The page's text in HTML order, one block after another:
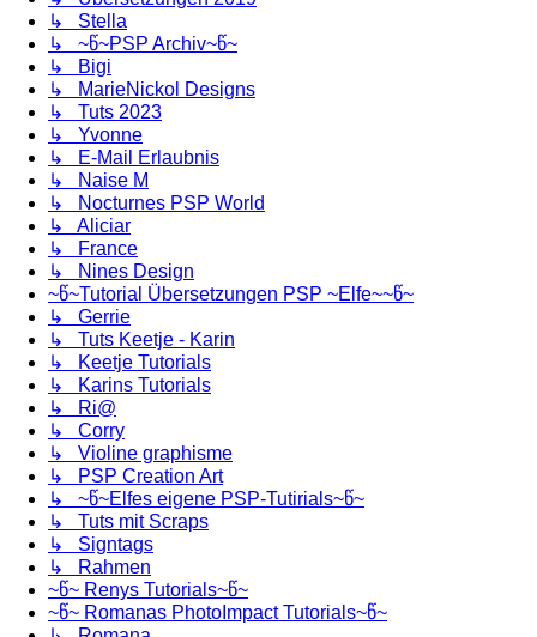
↳ Stella
↳ ~წ~PSP Archiv~წ~
↳ Bigi
↳ MarieNickol Designs
↳ Tuts 2023
↳ Yvonne
↳ E-Mail Erlaubnis
↳ Naise M
↳ Nocturnes PSP World
↳ Aliciar
↳ France
↳ Nines Design
~წ~Tutorial Übersetzungen PSP ~Elfe~~წ~
↳ Gerrie
↳ Tuts Keetje - Karin
↳ Keetje Tutorials
↳ Karins Tutorials
↳ Ri@
↳ Corry
↳ Violine graphisme
↳ PSP Creation Art
↳ ~წ~Elfes eigene PSP-Tutirials~წ~
↳ Tuts mit Scraps
↳ Signtags
↳ Rahmen
~წ~ Renys Tutorials~წ~
~წ~ Romanas PhotoImpact Tutorials~წ~